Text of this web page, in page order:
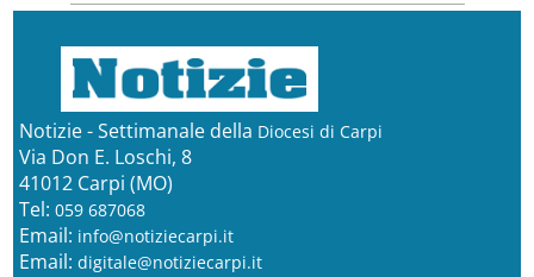
Notizie - Settimanale della Diocesi di Carpi
Via Don E. Loschi, 8
41012 Carpi (MO)
Tel: 059 687068
Email: info@notiziecarpi.it
Email: digitale@notiziecarpi.it